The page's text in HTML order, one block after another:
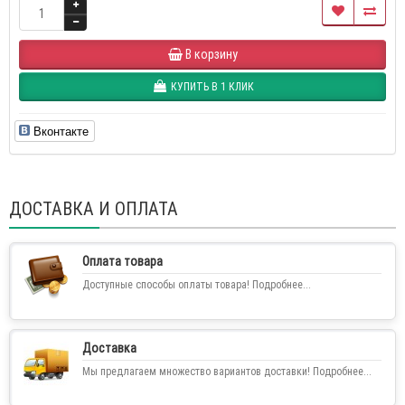
В корзину
КУПИТЬ В 1 КЛИК
Вконтакте
ДОСТАВКА И ОПЛАТА
Оплата товара
Доступные способы оплаты товара! Подробнее...
Доставка
Мы предлагаем множество вариантов доставки! Подробнее...